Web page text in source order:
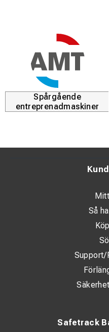
Spårgående
entreprenadmaskiner
Safetrack
Så
Support/